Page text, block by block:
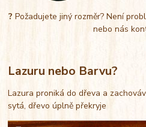
? Požadujete jiný rozměr? Není
nebo nás
Lazuru nebo Barvu?
Lazura proniká do dřeva a
sytá, dřevo úplně překryje